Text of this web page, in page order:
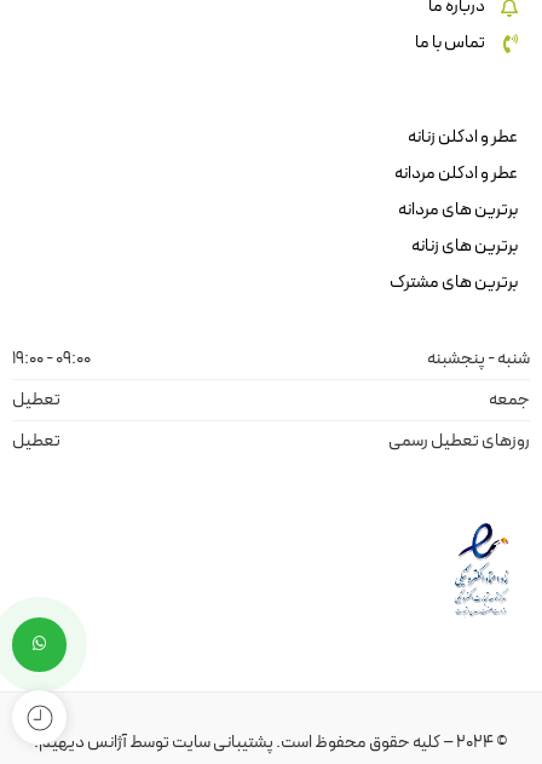
درباره ما
تماس با ما
عطر و ادکلن زنانه
عطر و ادکلن مردانه
برترین های مردانه
برترین های زنانه
برترین های مشترک
شنبه - پنجشبنه
09:00 - 19:00
جمعه
تعطیل
روزهای تعطیل رسمی
تعطیل
© 2024 – کلیه حقوق محفوظ است. پشتیبانی سایتتوسطآژانس دیهیم.